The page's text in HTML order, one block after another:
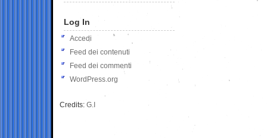
Log In
Accedi
Feed dei contenuti
Feed dei commenti
WordPress.org
Credits: G.I